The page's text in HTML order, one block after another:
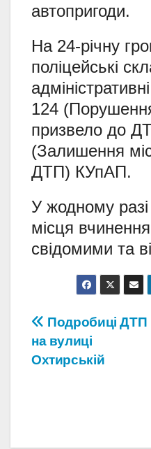
автопригоди.
На 24-річну
поліцейські
124
призвело до
(Залишення
ДТП) КУпАП.
У жодному
місця
свідомими та
Навігація
записів
Подробиці ДТП
на вулиці
Охтирській